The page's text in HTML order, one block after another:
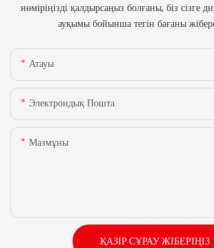
нөміріңізді қалдырсаңыз болғаны, біз сізге
ауқымы бойынша тегін бағаны
Атауы
Электрондық Пошта
Мазмұны
ҚАЗІР СҰРАУ ЖІБЕРІҢІЗ